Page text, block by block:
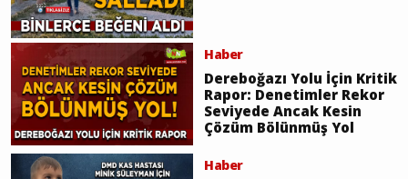
Haber
Dereboğazı Yolu İçin Kritik
Rapor: Denetimler Rekor
Seviyede Ancak Kesin
Çözüm Bölünmüş Yol
Haber